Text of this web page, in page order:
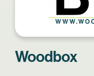
Woodbox